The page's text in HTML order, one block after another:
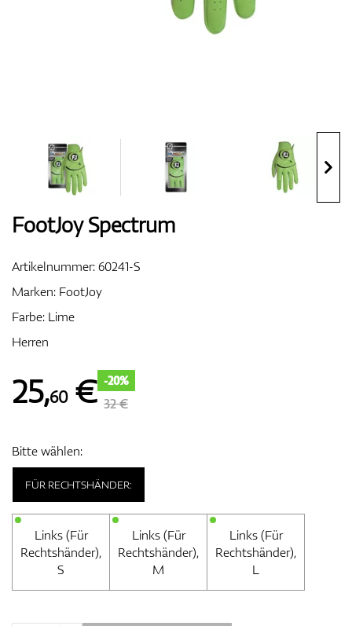
Bags
Entfernungsmesser & GPS
FootJoy Spectrum
Artikelnummer:60241-S
Marken: FootJoy
Farbe: Lime
Herren
25,60€ -20%
32 €
Bitte wählen:
FÜR RECHTSHÄNDER:
Links (Für
Rechtshänder),
S
Links (Für
Rechtshänder),
M
Links (Für
Rechtshänder),
L